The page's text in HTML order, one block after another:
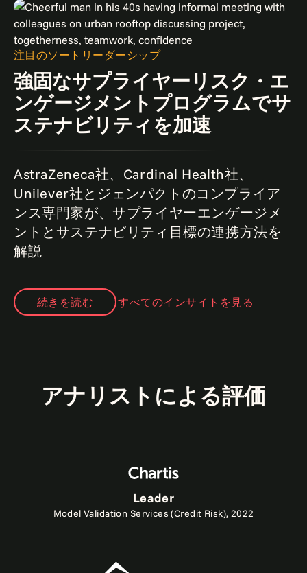
注目のソートリーダーシップ
強固なサプライヤーリスク・エ
ンゲージメントプログラムでサ
ステナビリティを加速
AstraZeneca社、Cardinal Health社、
Unilever社とジェンパクトのコンプライア
ンス専門家が、サプライヤーエンゲージメ
ントとサステナビリティ目標の連携方法を
解説
続きを読む すべてのインサイトを見る
アナリストによる評価
Leader
Model Validation Services (Credit Risk), 2022